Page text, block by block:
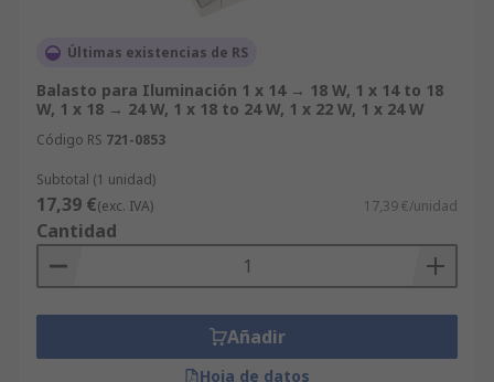
Últimas existencias de RS
Balasto para Iluminación 1 x 14 → 18 W, 1 x 14 to 18
W, 1 x 18 → 24 W, 1 x 18 to 24 W, 1 x 22 W, 1 x 24 W
Código RS 721-0853
Subtotal (1 unidad)
17,39 €(exc. IVA) 17,39 €/unidad
Cantidad
Añadir
Hoja de datos